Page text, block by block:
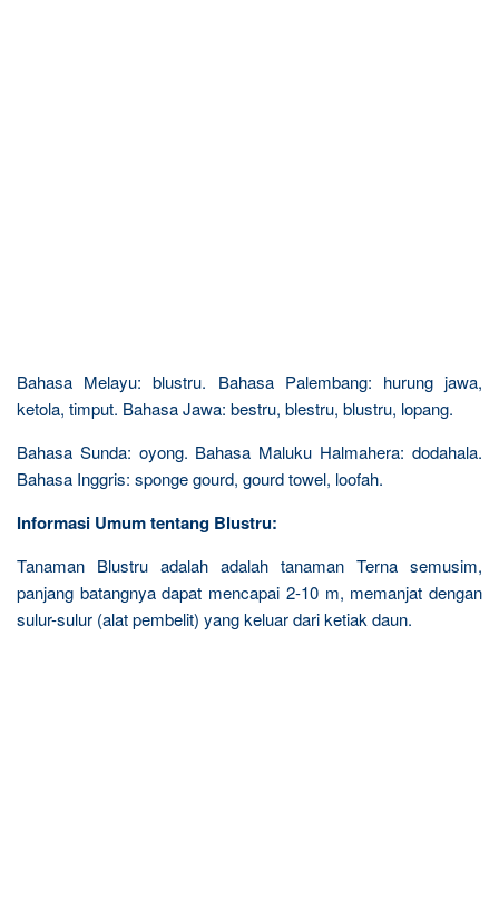
Bahasa Melayu: blustru. Bahasa Palembang: hurung jawa,
ketola, timput. Bahasa Jawa: bestru, blestru, blustru, lopang.
Bahasa Sunda: oyong. Bahasa Maluku Halmahera: dodahala.
Bahasa Inggris: sponge gourd, gourd towel, loofah.
Informasi Umum tentang Blustru:
Tanaman Blustru adalah adalah tanaman Terna semusim,
panjang batangnya dapat mencapai 2-10 m, memanjat dengan
sulur-sulur (alat pembelit) yang keluar dari ketiak daun.